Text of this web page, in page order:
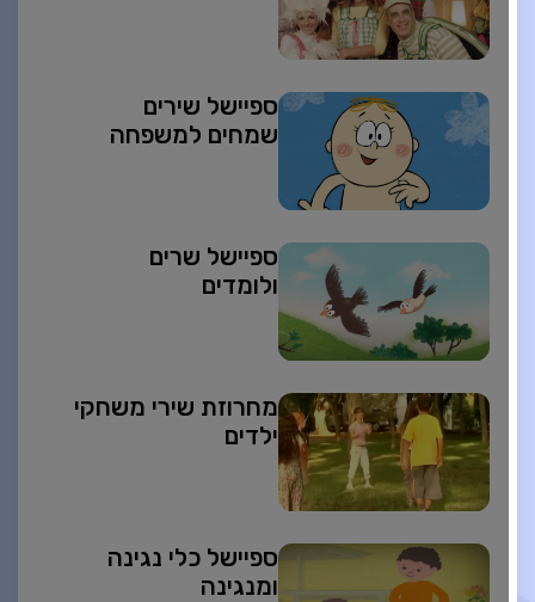
ספיישל שירים
שמחים למשפחה
ספיישל שרים
ולומדים
מחרוזת שירי משחקי
ילדים
ספיישל כלי נגינה
ומנגינה